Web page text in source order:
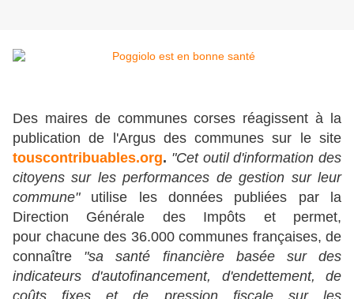
Des maires de communes corses réagissent à la
publication de l'Argus des communes sur le site
touscontribuables.org. "Cet outil d'information des
citoyens sur les performances de gestion sur leur
commune" utilise les données publiées par la
Direction Générale des Impôts et permet,
pour chacune des 36.000 communes françaises, de
connaître "sa santé financière basée sur des
indicateurs d'autofinancement, d'endettement, de